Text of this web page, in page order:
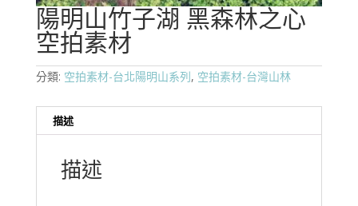
陽明山竹子湖 黑森林之心
空拍素材
分類: 空拍素材-台北陽明山系列, 空拍素材-台灣山林
描述
描述